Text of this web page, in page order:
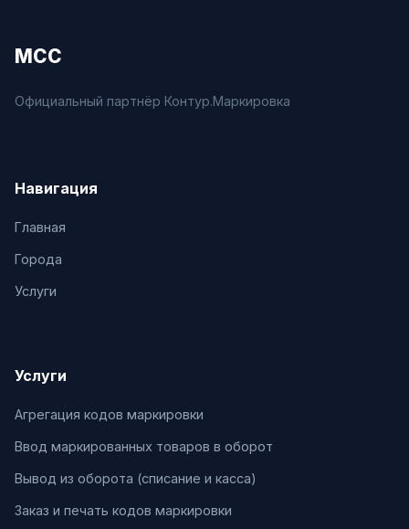
МСС
Официальный партнёр Контур.Маркировка
Навигация
Главная
Города
Услуги
Услуги
Агрегация кодов маркировки
Ввод маркированных товаров в оборот
Вывод из оборота (списание и касса)
Заказ и печать кодов маркировки